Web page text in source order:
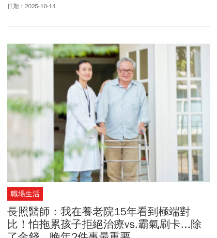
創新板改列一般板，成為台灣首家一般板上市掛牌的再生醫療幹細
日期：2025-10-14
職場生活
長照醫師：我在養老院15年看到極端對
比！怕拖累孩子拒絕治療vs.霸氣刷卡...除